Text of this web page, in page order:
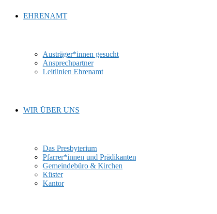
EHRENAMT
Austräger*innen gesucht
Ansprechpartner
Leitlinien Ehrenamt
WIR ÜBER UNS
Das Presbyterium
Pfarrer*innen und Prädikanten
Gemeindebüro & Kirchen
Küster
Kantor